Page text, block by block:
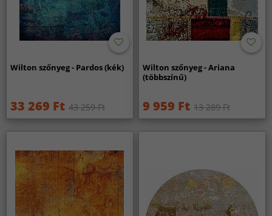
Wilton szőnyeg - Pardos (kék)
33 269 Ft 43 259 Ft
Wilton szőnyeg - Ariana
(többszínű)
9 959 Ft 13 289 Ft